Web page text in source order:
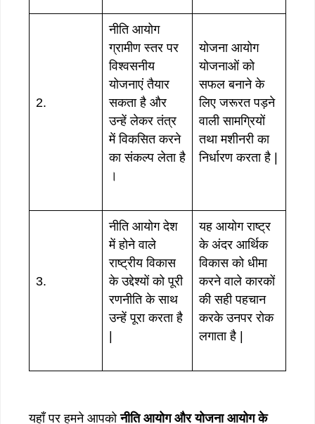
2.
नीति आयोग
ग्रामीण स्तर पर
विश्वसनीय
योजनाएं तैयार
सकता है और
उन्हें लेकर तंत्र
में विकसित करने
का संकल्प लेता है
।
योजना आयोग
योजनाओं को
सफल बनाने के
लिए जरूरत पड़ने
वाली सामग्रियों
तथा मशीनरी का
निर्धारण करता है |
3.
नीति आयोग देश
में होने वाले
राष्ट्रीय विकास
के उद्देश्यों को पूरी
रणनीति के साथ
उन्हें पूरा करता है
|
यह आयोग राष्ट्र
के अंदर आर्थिक
विकास को धीमा
करने वाले कारकों
की सही पहचान
करके उनपर रोक
लगाता है |
यहाँ पर हमने आपकोनीति आयोग और योजना आयोग के